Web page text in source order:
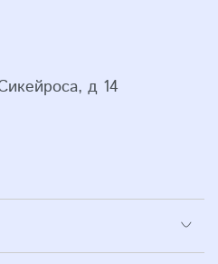
д 14